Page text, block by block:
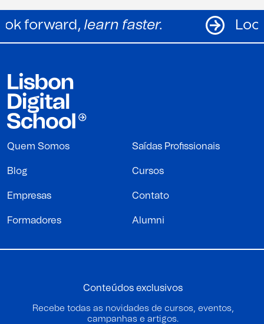
Look forward, learn faster.
Quem Somos Saídas Profissionais
Blog Cursos
Empresas Contato
Formadores Alumni
Conteúdos exclusivos
Recebe todas as novidades de cursos, eventos,
campanhas e artigos.